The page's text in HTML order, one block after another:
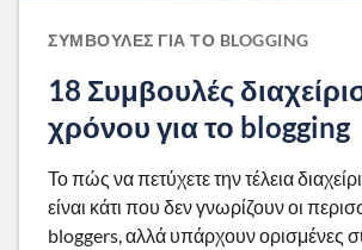
ΣΥΜΒΟΥΛΈΣ ΓΙΑ ΤΟ BLOGGING
18 Συμβουλές
χρόνου για το blogging
Το πώς να πετύχετε την τέλεια
είναι κάτι που δεν γνωρίζουν οι
bloggers, αλλά υπάρχουν ορισμένες